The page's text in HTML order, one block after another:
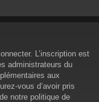
L’inscription est
administrateurs du
aux
vous d’avoir pris
notre politique de